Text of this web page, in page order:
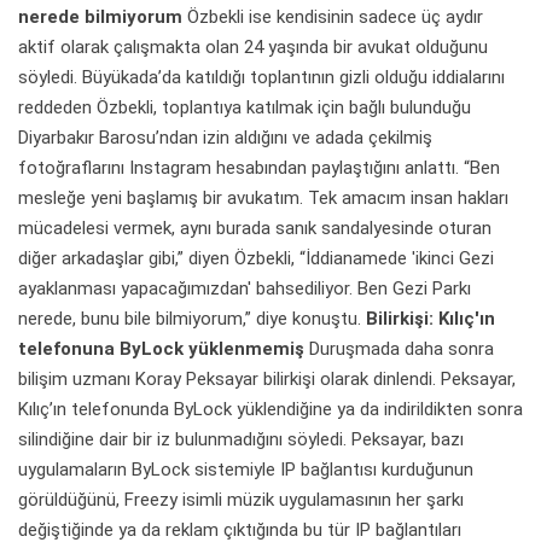
nerede bilmiyorum Özbekli ise kendisinin sadece üç aydır
aktif olarak çalışmakta olan 24 yaşında bir avukat olduğunu
söyledi. Büyükada’da katıldığı toplantının gizli olduğu iddialarını
reddeden Özbekli, toplantıya katılmak için bağlı bulunduğu
Diyarbakır Barosu’ndan izin aldığını ve adada çekilmiş
fotoğraflarını Instagram hesabından paylaştığını anlattı. “Ben
mesleğe yeni başlamış bir avukatım. Tek amacım insan hakları
mücadelesi vermek, aynı burada sanık sandalyesinde oturan
diğer arkadaşlar gibi,” diyen Özbekli, “İddianamede 'ikinci Gezi
ayaklanması yapacağımızdan' bahsediliyor. Ben Gezi Parkı
nerede, bunu bile bilmiyorum,” diye konuştu. Bilirkişi: Kılıç'ın
telefonuna ByLock yüklenmemiş Duruşmada daha sonra
bilişim uzmanı Koray Peksayar bilirkişi olarak dinlendi. Peksayar,
Kılıç’ın telefonunda ByLock yüklendiğine ya da indirildikten sonra
silindiğine dair bir iz bulunmadığını söyledi. Peksayar, bazı
uygulamaların ByLock sistemiyle IP bağlantısı kurduğunun
görüldüğünü, Freezy isimli müzik uygulamasının her şarkı
değiştiğinde ya da reklam çıktığında bu tür IP bağlantıları